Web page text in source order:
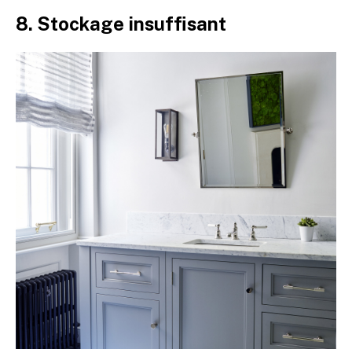
8. Stockage insuffisant